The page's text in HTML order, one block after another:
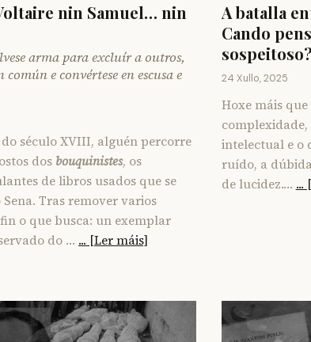
nin Samuel… nin
arma para excluír a outros,
e convértese en escusa e
século XVIII, alguén percorre
dos bouquinistes, os
de libros usados que se
Tras remover varios
o que busca: un exemplar
do … ... [Ler máis]
A batalla
Cando
sospeitoso?
24 Xullo, 2025
Hoxe máis
intelectual e o
ruído, a
de lucidez.… ...